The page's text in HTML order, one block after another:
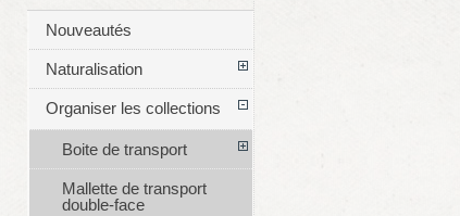
Nouveautés
Naturalisation
Organiser les collections
Boite de transport
Mallette de transport
double-face